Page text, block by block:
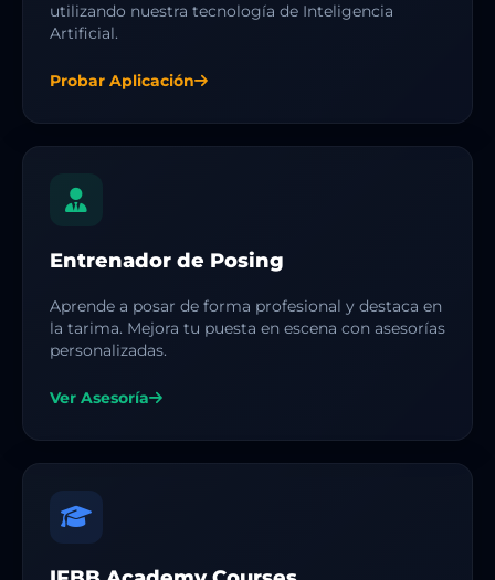
utilizando nuestra tecnología de Inteligencia
Artificial.
Probar Aplicación
Entrenador de Posing
Aprende a posar de forma profesional y destaca en
la tarima. Mejora tu puesta en escena con asesorías
personalizadas.
Ver Asesoría